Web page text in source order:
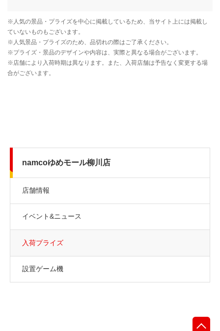
namcoゆめモール柳川店
店舗情報
イベント&ニュース
入荷プライズ
設置ゲーム機